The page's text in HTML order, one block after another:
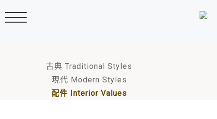
古典 Traditional Styles
現代 Modern Styles
配件 Interior Values